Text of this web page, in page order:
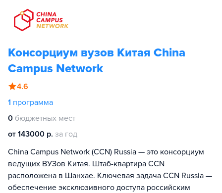
Консорциум вузов Китая China
Campus Network
4.6
1 программа
0 бюджетных мест
от 143000 р. за год
China Campus Network (CCN) Russia — это консорциум
ведущих ВУЗов Китая. Штаб-квартира ССN
расположена в Шанхае. Ключевая задача CCN Russia —
обеспечение эксклюзивного доступа российским